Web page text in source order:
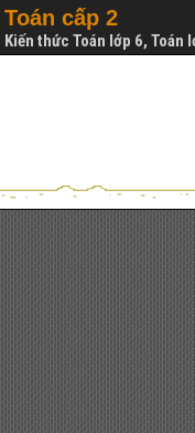
Toán cấp 2
Kiến thức Toán lớp 6, Toán